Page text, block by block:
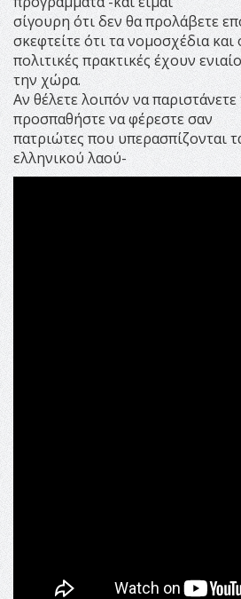
σίγουρη ότι δεν θα προλάβετε
σκεφτείτε ότι τα νομοσχέδια και
πολιτικές πρακτικές έχουν
την χώρα.
Αν θέλετε λοιπόν να
προσπαθήστε να φέρεστε σαν
πατριώτες που υπερασπίζονται
ελληνικού λαού-